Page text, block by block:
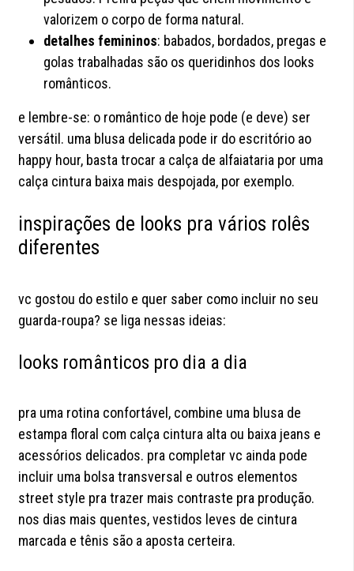
valorizem o corpo de forma natural.
detalhes femininos: babados, bordados, pregas e
golas trabalhadas são os queridinhos dos looks
românticos.
e lembre-se: o romântico de hoje pode (e deve) ser
versátil. uma blusa delicada pode ir do escritório ao
happy hour, basta trocar a calça de alfaiataria por uma
calça cintura baixa mais despojada, por exemplo.
inspirações de looks pra vários rolês
diferentes
vc gostou do estilo e quer saber como incluir no seu
guarda-roupa? se liga nessas ideias:
looks românticos pro dia a dia
pra uma rotina confortável, combine uma blusa de
estampa floral com calça cintura alta ou baixa jeans e
acessórios delicados. pra completar vc ainda pode
incluir uma bolsa transversal e outros elementos
street style pra trazer mais contraste pra produção.
nos dias mais quentes, vestidos leves de cintura
marcada e tênis são a aposta certeira.